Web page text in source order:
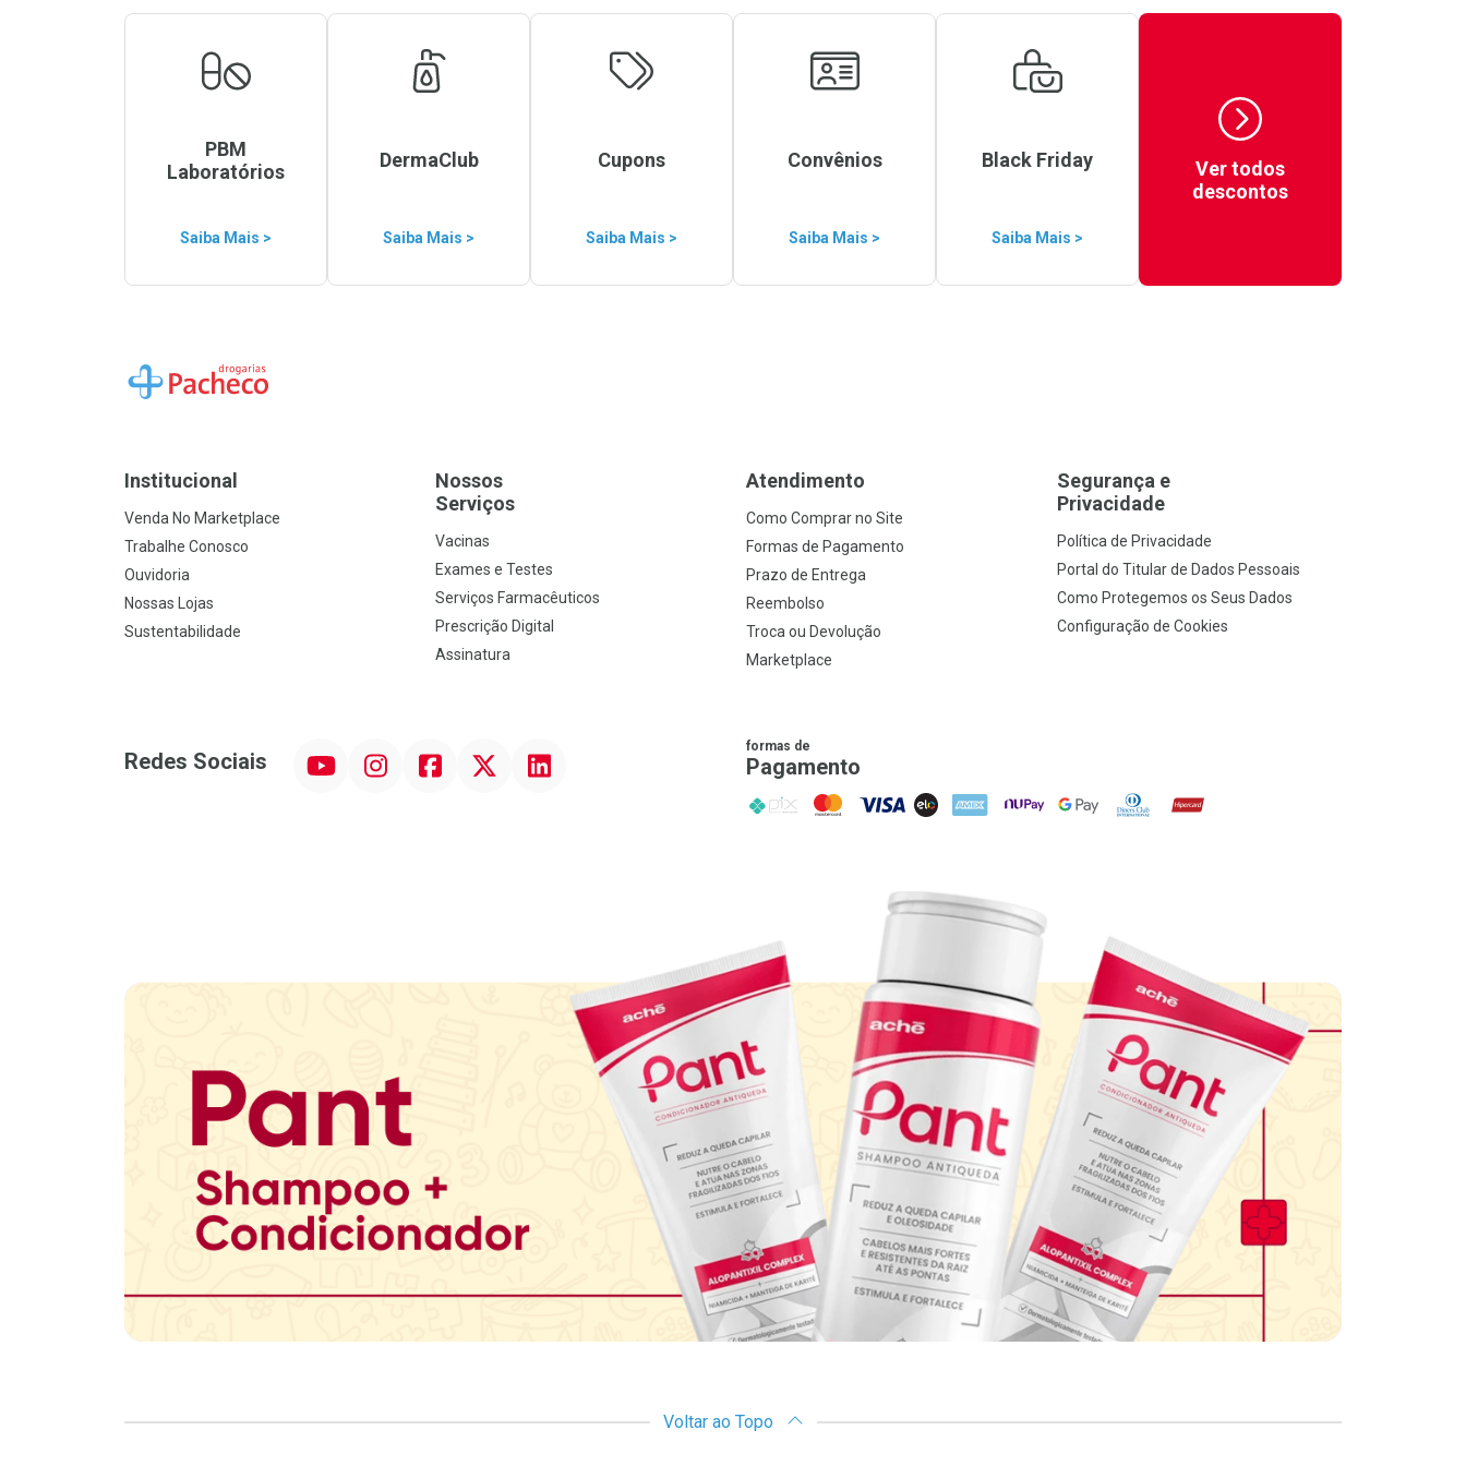
PBM
Laboratórios
Saiba Mais >
DermaClub
Saiba Mais >
Cupons
Saiba Mais >
Convênios
Saiba Mais >
Black Friday
Saiba Mais >
Ver todos
descontos
Ir para a Home
Institucional
Venda No Marketplace
Trabalhe Conosco
Ouvidoria
Nossas Lojas
Sustentabilidade
Nossos
Serviços
Vacinas
Exames e Testes
Serviços Farmacêuticos
Prescrição Digital
Assinatura
Atendimento
Como Comprar no Site
Formas de Pagamento
Prazo de Entrega
Reembolso
Troca ou Devolução
Marketplace
Segurança e
Privacidade
Política de Privacidade
Portal do Titular de Dados Pessoais
Como Protegemos os Seus Dados
Configuração de Cookies
Redes Sociais InstagramFacebookTwitter Linkedin formas de
Pagamento
PIX MasterCard
VISA ELO AMEX NuPay Google PayDiners ClubHipercard
Voltar ao Topo